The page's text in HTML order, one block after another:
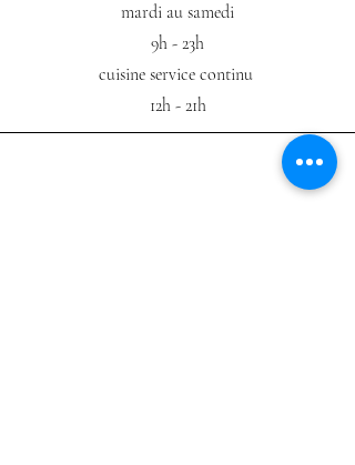
mardi au samedi
9h - 23h
cuisine service continu
12h - 21h